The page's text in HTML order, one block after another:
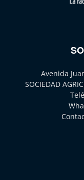
Avenida
SOCIEDAD